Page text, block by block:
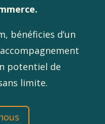
bénéficies d’un
potentiel de
limite.